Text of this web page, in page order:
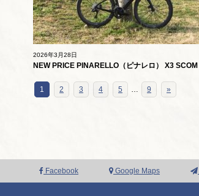
2026年3月28日
NEW PRICE PINARELLO（ピナレロ） X3
1 2 3 4 5 … 9 »
Facebook Google Maps